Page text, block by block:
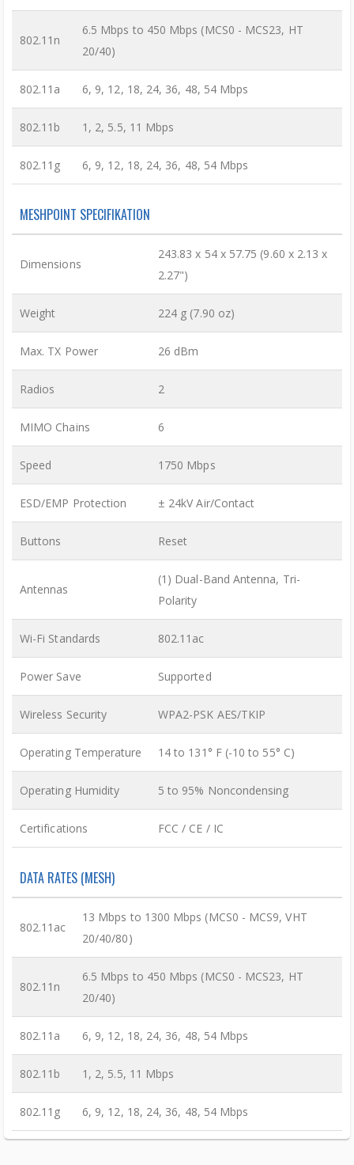
802.11n
6.5 Mbps to 450 Mbps (MCS0 - MCS23, HT
20/40)
802.11a 6, 9, 12, 18, 24, 36, 48, 54 Mbps
802.11b 1, 2, 5.5, 11 Mbps
802.11g 6, 9, 12, 18, 24, 36, 48, 54 Mbps
MESHPOINT SPECIFIKATION
Dimensions
243.83 x 54 x 57.75 (9.60 x 2.13 x
2.27")
Weight 224 g (7.90 oz)
Max. TX Power 26 dBm
Radios 2
MIMO Chains 6
Speed 1750 Mbps
ESD/EMP Protection ± 24kV Air/Contact
Buttons Reset
Antennas
(1) Dual-Band Antenna, Tri-
Polarity
Wi-Fi Standards 802.11ac
Power Save Supported
Wireless Security WPA2-PSK AES/TKIP
Operating Temperature 14 to 131° F (-10 to 55° C)
Operating Humidity 5 to 95% Noncondensing
Certifications FCC / CE / IC
DATA RATES (MESH)
802.11ac
13 Mbps to 1300 Mbps (MCS0 - MCS9, VHT
20/40/80)
802.11n
6.5 Mbps to 450 Mbps (MCS0 - MCS23, HT
20/40)
802.11a 6, 9, 12, 18, 24, 36, 48, 54 Mbps
802.11b 1, 2, 5.5, 11 Mbps
802.11g 6, 9, 12, 18, 24, 36, 48, 54 Mbps